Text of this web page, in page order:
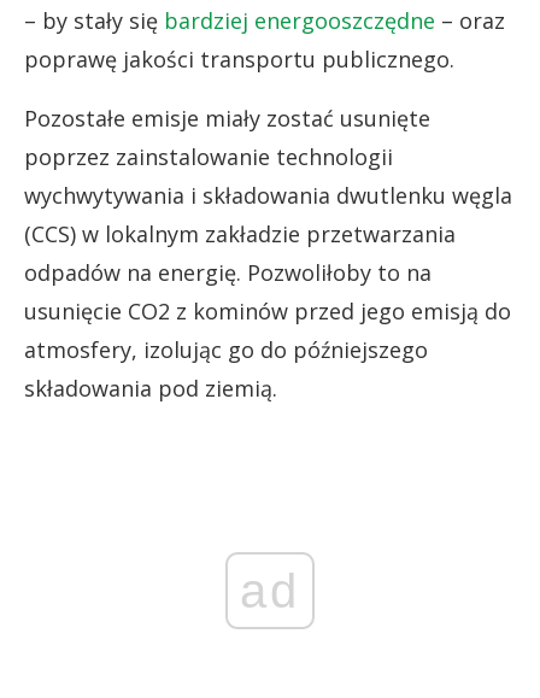
– by stały się bardziej energooszczędne – oraz
poprawę jakości transportu publicznego.
Pozostałe emisje miały zostać usunięte
poprzez zainstalowanie technologii
wychwytywania i składowania dwutlenku węgla
(CCS) w lokalnym zakładzie przetwarzania
odpadów na energię. Pozwoliłoby to na
usunięcie CO2 z kominów przed jego emisją do
atmosfery, izolując go do późniejszego
składowania pod ziemią.
ad